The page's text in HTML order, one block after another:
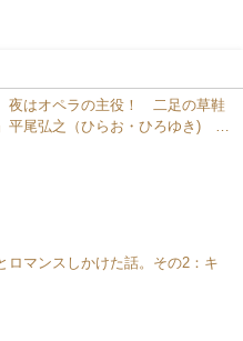
夜はオペラの主役！ 二足の草鞋
平尾弘之（ひらお・ひろゆき) 株
ロマンスしかけた話。その2：キ